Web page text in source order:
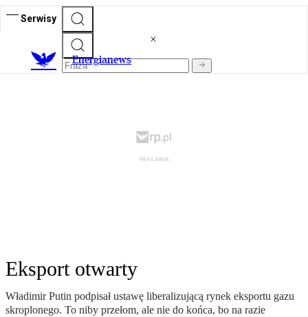
Serwisy
Energianews
Eksport otwarty
Władimir Putin podpisał ustawę liberalizującą rynek eksportu gazu
skroplonego. To niby przełom, ale nie do końca, bo na razie